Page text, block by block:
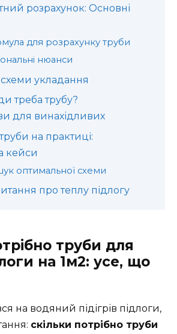
розрахунок: Основні
для розрахунку труби
нюанси
укладання
треба трубу?
для винахідливих
на практиці:
кейси
оптимальної схеми
про теплу підлогу
труби для
на 1м2: усе, що
на водяний підігрів підлоги,
скільки потрібно труби